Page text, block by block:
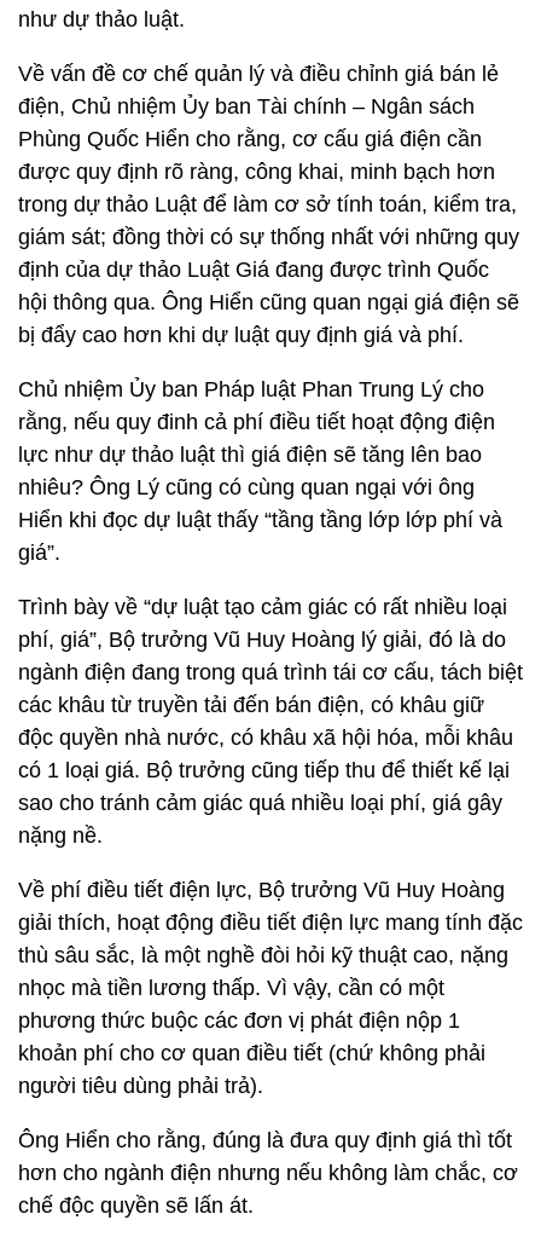
như dự thảo luật.
Về vấn đề cơ chế quản lý và điều chỉnh giá bán lẻ
điện, Chủ nhiệm Ủy ban Tài chính – Ngân sách
Phùng Quốc Hiển cho rằng, cơ cấu giá điện cần
được quy định rõ ràng, công khai, minh bạch hơn
trong dự thảo Luật để làm cơ sở tính toán, kiểm tra,
giám sát; đồng thời có sự thống nhất với những quy
định của dự thảo Luật Giá đang được trình Quốc
hội thông qua. Ông Hiển cũng quan ngại giá điện sẽ
bị đẩy cao hơn khi dự luật quy định giá và phí.
Chủ nhiệm Ủy ban Pháp luật Phan Trung Lý cho
rằng, nếu quy đinh cả phí điều tiết hoạt động điện
lực như dự thảo luật thì giá điện sẽ tăng lên bao
nhiêu? Ông Lý cũng có cùng quan ngại với ông
Hiển khi đọc dự luật thấy “tầng tầng lớp lớp phí và
giá”.
Trình bày về “dự luật tạo cảm giác có rất nhiều loại
phí, giá”, Bộ trưởng Vũ Huy Hoàng lý giải, đó là do
ngành điện đang trong quá trình tái cơ cấu, tách biệt
các khâu từ truyền tải đến bán điện, có khâu giữ
độc quyền nhà nước, có khâu xã hội hóa, mỗi khâu
có 1 loại giá. Bộ trưởng cũng tiếp thu để thiết kế lại
sao cho tránh cảm giác quá nhiều loại phí, giá gây
nặng nề.
Về phí điều tiết điện lực, Bộ trưởng Vũ Huy Hoàng
giải thích, hoạt động điều tiết điện lực mang tính đặc
thù sâu sắc, là một nghề đòi hỏi kỹ thuật cao, nặng
nhọc mà tiền lương thấp. Vì vậy, cần có một
phương thức buộc các đơn vị phát điện nộp 1
khoản phí cho cơ quan điều tiết (chứ không phải
người tiêu dùng phải trả).
Ông Hiển cho rằng, đúng là đưa quy định giá thì tốt
hơn cho ngành điện nhưng nếu không làm chắc, cơ
chế độc quyền sẽ lấn át.